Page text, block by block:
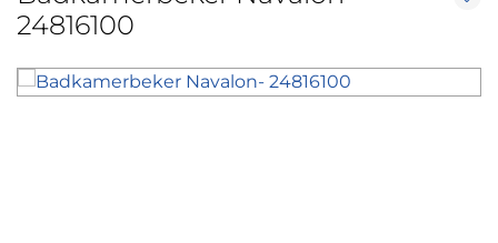
24816100